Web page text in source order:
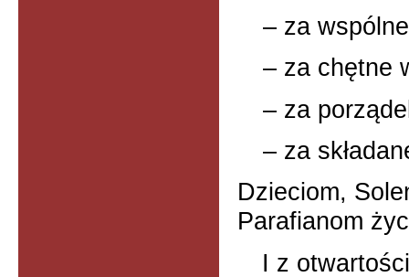
– za
– za chętne
– za
– za
Dzieciom,
Parafianom
I z